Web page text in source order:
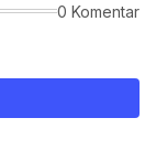
0 Komentar